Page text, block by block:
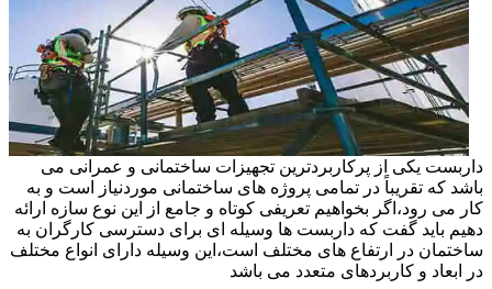
داربست یکی از پرکاربردترین تجهیزات ساختمانی و عمرانی می
باشد که تقریباً در تمامی پروژه های ساختمانی موردنیاز است و به
کار می رود،اگر بخواهیم تعریفی کوتاه و جامع از این نوع سازه ارائه
دهیم باید گفت که داربست ها وسیله ای برای دسترسی کارگران به
ساختمان در ارتفاع های مختلف است،این وسیله دارای انواع مختلف
در ابعاد و کاربردهای متعدد می باشد